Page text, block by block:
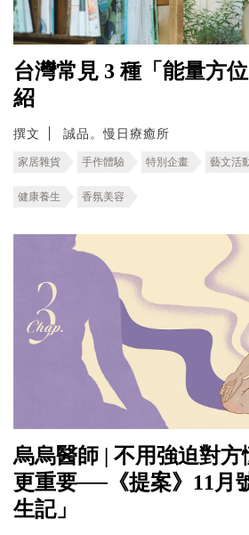
台灣常見 3 種「能量方
紹
撰文 誠品。慢日療癒所
家居雜貨 手作體驗 特別企畫 藝文活
健康養生 香氛美容
烏烏醫師 | 不用強迫對方
更重要──《提案》11月
生記」